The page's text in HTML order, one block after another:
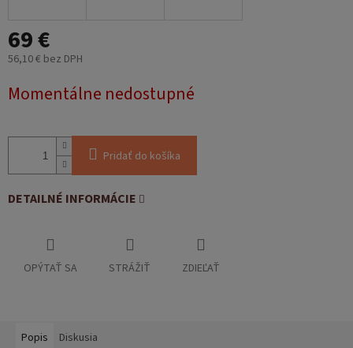
69 €
56,10 € bez DPH
cena:
Momentálne nedostupné
Pridať do košíka
DETAILNÉ INFORMÁCIE
OPÝTAŤ SA STRÁŽIŤ ZDIEĽAŤ
Popis Diskusia